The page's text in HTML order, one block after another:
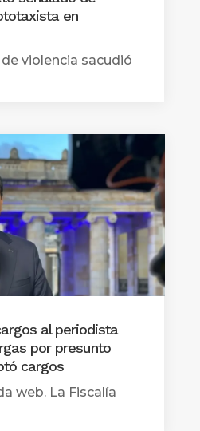
en
violencia sacudió
al periodista
por presunto
cargos
web. La Fiscalía